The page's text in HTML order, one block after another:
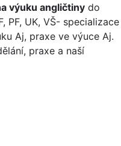
výuku angličtiny do
PF, UK, VŠ- specializace
Aj, praxe ve výuce Aj.
praxe a naší